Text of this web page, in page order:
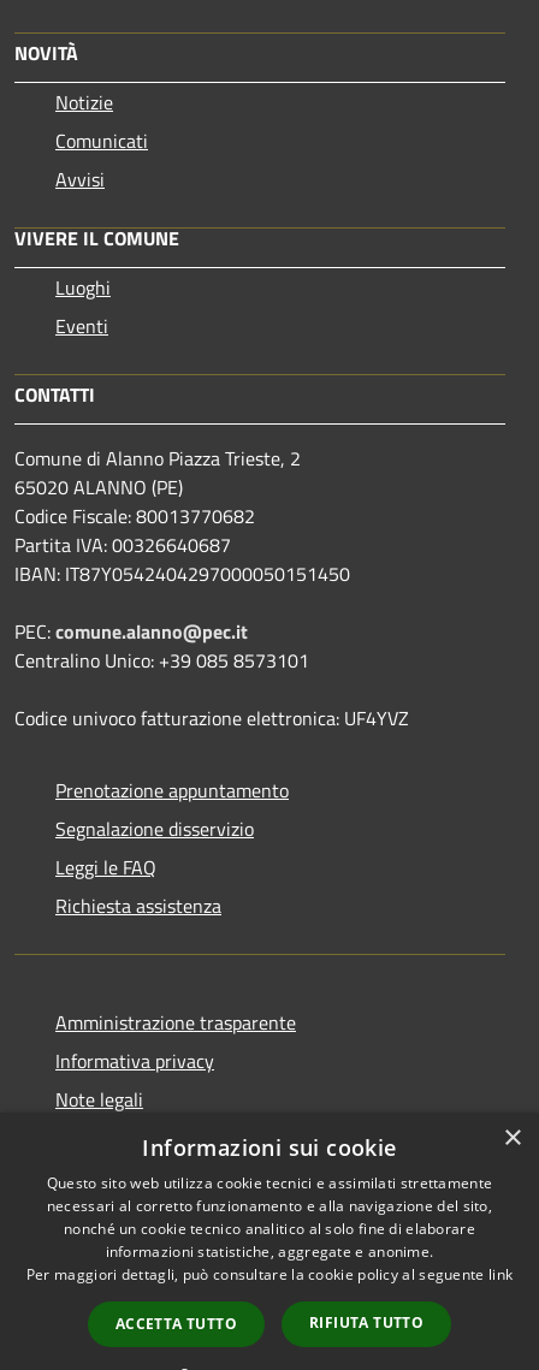
NOVITÀ
Notizie
Comunicati
Avvisi
VIVERE IL COMUNE
Luoghi
Eventi
CONTATTI
Comune di Alanno Piazza Trieste, 2
65020 ALANNO (PE)
Codice Fiscale: 80013770682
Partita IVA: 00326640687
IBAN: IT87Y0542404297000050151450
PEC:comune.alanno@pec.it
Centralino Unico: +39 085 8573101
Codice univoco fatturazione elettronica: UF4YVZ
Prenotazione appuntamento
Segnalazione disservizio
Leggi le FAQ
Richiesta assistenza
Amministrazione trasparente
Informativa privacy
Note legali
Dichiarazione di accessibilità
Accessibilità
Copyright © 2026 • Comune di
Alanno • Powered by
Municipium•
Accesso
redazione
×
Informazioni sui cookie
Questo sito web utilizza cookie tecnici e assimilati strettamente
necessari al corretto funzionamento e alla navigazione del sito,
nonché un cookie tecnico analitico al solo fine di elaborare
informazioni statistiche, aggregate e anonime.
Per maggiori dettagli, può consultare la cookie policy al seguente link
ACCETTA TUTTO RIFIUTA TUTTO